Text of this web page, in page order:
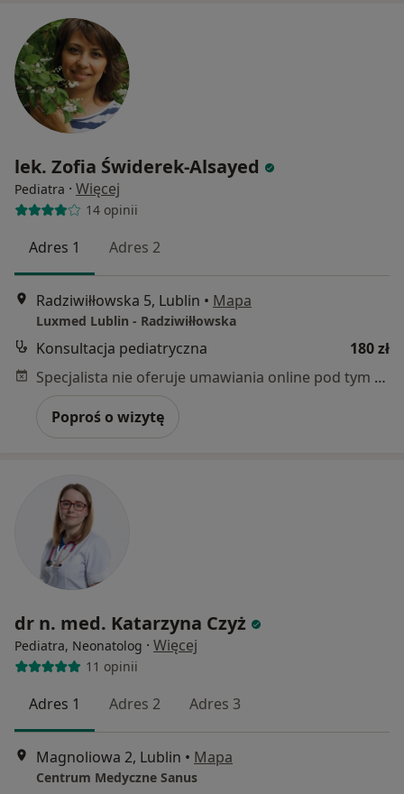
lek. Zofia Świderek-Alsayed
Pediatra · Więcej
14 opinii
Adres 1 Adres 2
Radziwiłłowska 5, Lublin • Mapa
Luxmed Lublin - Radziwiłłowska
Konsultacja pediatryczna
180 zł
Specjalista nie oferuje umawiania online pod tym adresem.
Poproś o wizytę
dr n. med. Katarzyna Czyż
Pediatra, Neonatolog · Więcej
11 opinii
Adres 1 Adres 2 Adres 3
Magnoliowa 2, Lublin • Mapa
Centrum Medyczne Sanus